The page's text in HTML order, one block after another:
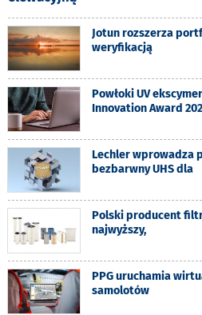
Jotun rozszerza
weryfikacją
Powłoki UV
Innovation Award
Lechler wprowadza
bezbarwny UHS dla
Polski producent
najwyższy,
PPG uruchamia
samolotów